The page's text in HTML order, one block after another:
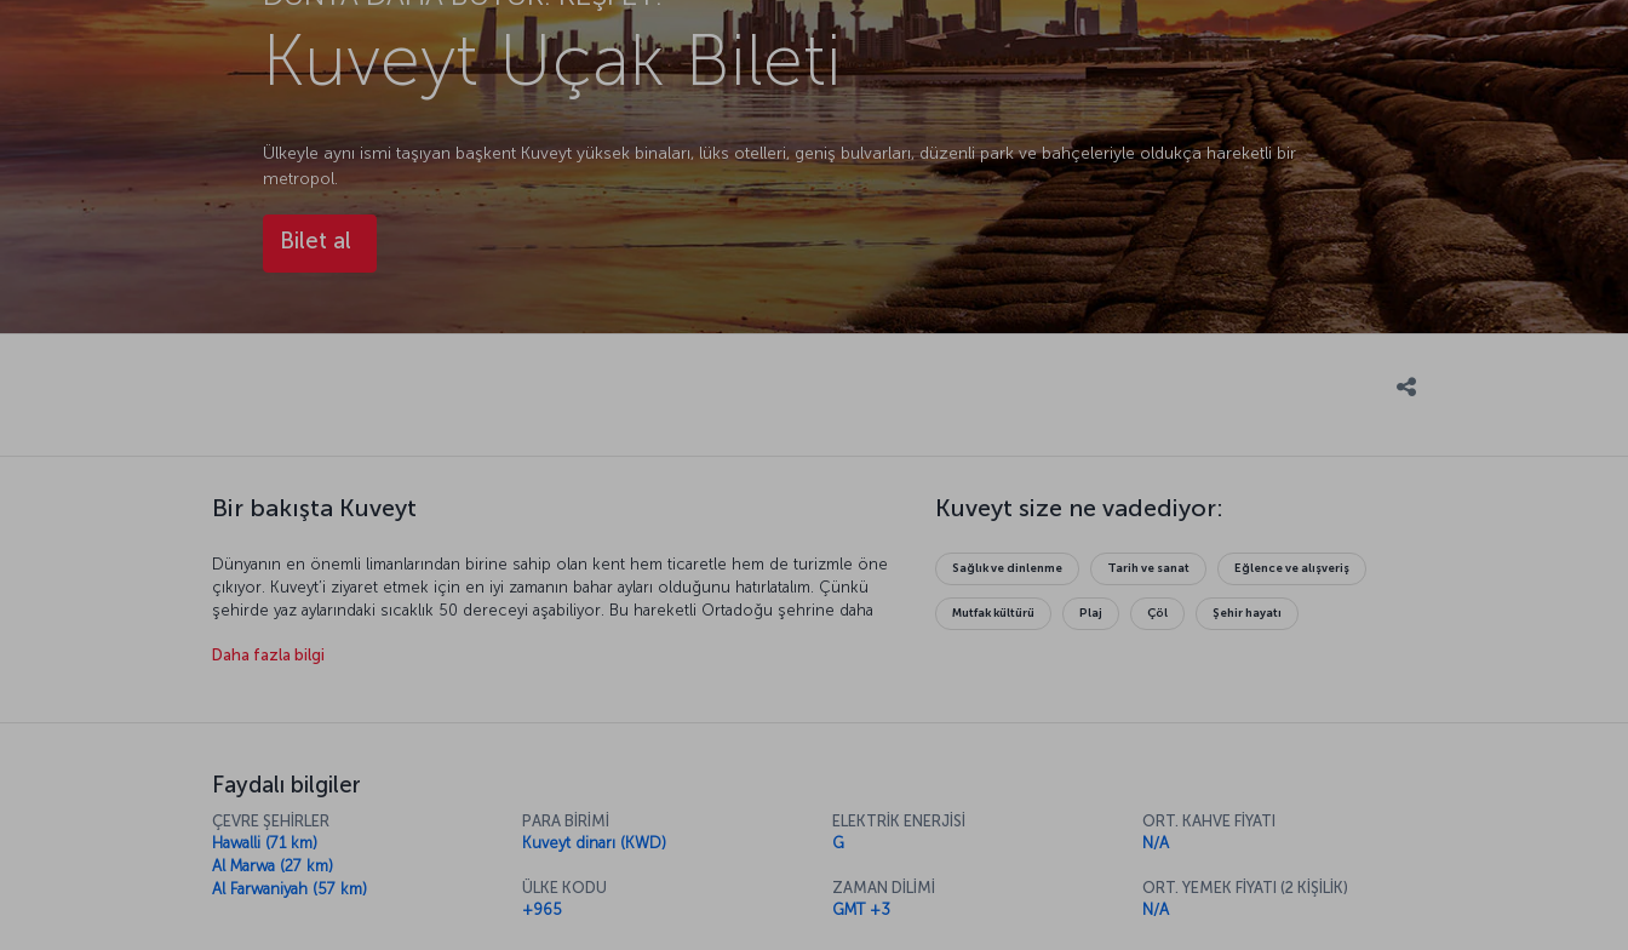
Kuveyt Uçak Bileti
Ülkeyle aynı ismi taşıyan başkent Kuveyt yüksek binaları, lüks otelleri, geniş bulvarları, düzenli park ve bahçeleriyle oldukça hareketli bir
metropol.
Bilet al
Bir bakışta Kuveyt
Dünyanın en önemli limanlarından birine sahip olan kent hem ticaretle hem de turizmle öne
çıkıyor. Kuveyt’i ziyaret etmek için en iyi zamanın bahar ayları olduğunu hatırlatalım. Çünkü
şehirde yaz aylarındaki sıcaklık 50 dereceyi aşabiliyor. Bu hareketli Ortadoğu şehrine daha
Daha fazla bilgi
Kuveyt size ne vadediyor:
Sağlık ve dinlenme Tarih ve sanat Eğlence ve alışveriş
Mutfak kültürü Plaj Çöl Şehir hayatı
Faydalı bilgiler
ÇEVRE ŞEHİRLER
Hawalli (71 km)
Al Marwa (27 km)
Al Farwaniyah (57 km)
PARA BİRİMİ
Kuveyt dinarı (KWD)
ÜLKE KODU
+965
ELEKTRİK ENERJİSİ
G
ZAMAN DİLİMİ
GMT +3
ORT. KAHVE FİYATI
N/A
ORT. YEMEK FİYATI (2 KİŞİLİK)
N/A